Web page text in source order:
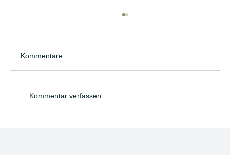
Kommentare
Kommentar verfassen...